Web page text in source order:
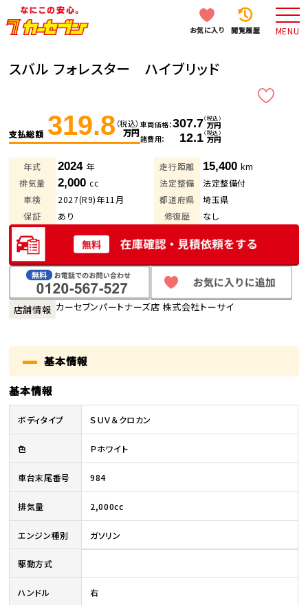
お気に入り 閲覧履歴 MENU
スバル フォレスター ハイブリッド
支払総額 319.8 （税込）
万円
車両価格 307.7（税込）
万円
諸費用
12.1（税込）
万円
年式 2024 年 走行距離 15,400 km
排気量
2,000cc 法定整備
法定整備付
車検
2027(R9)年11月 都道府県
埼玉県
保証
あり 修復歴 なし
店舗情報 カーセブンパートナーズ店 株式会社トーサイ
基本情報
基本情報
ボディタイプ ＳＵＶ＆クロカン
色 Ｐホワイト
車台末尾番号 984
排気量 2,000cc
エンジン種別 ガソリン
駆動方式
ハンドル 右